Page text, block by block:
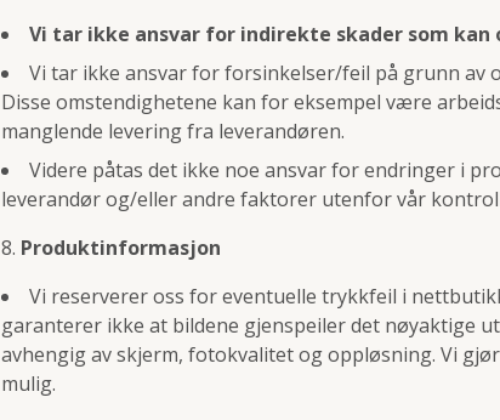
Vi tar ikke ansvar for indirekte skader som kan
Vi tar ikke ansvar for forsinkelser/feil på grunn av
Disse omstendighetene kan for eksempel være
manglende levering fra leverandøren.
Videre påtas det ikke noe ansvar for endringer i
leverandør og/eller andre faktorer utenfor vår
Produktinformasjon
Vi reserverer oss for eventuelle trykkfeil i
garanterer ikke at bildene gjenspeiler det nøyaktige
avhengig av skjerm, fotokvalitet og oppløsning. Vi
mulig.